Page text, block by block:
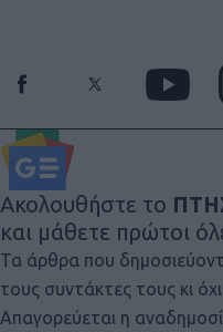
Ακολουθήστε το
και μάθετε πρώτοι
Τα άρθρα που
τους συντάκτες τους κι
Απαγορεύεται η